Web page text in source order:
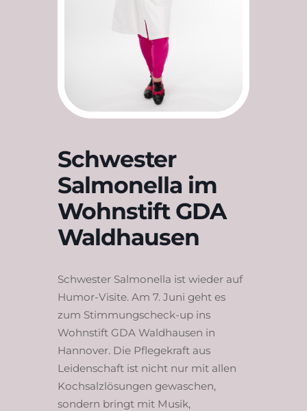
Schwester
Salmonella im
Wohnstift GDA
Waldhausen
Schwester Salmonella ist wieder auf
Humor-Visite. Am 7. Juni geht es
zum Stimmungscheck-up ins
Wohnstift GDA Waldhausen in
Hannover. Die Pflegekraft aus
Leidenschaft ist nicht nur mit allen
Kochsalzlösungen gewaschen,
sondern bringt mit Musik,